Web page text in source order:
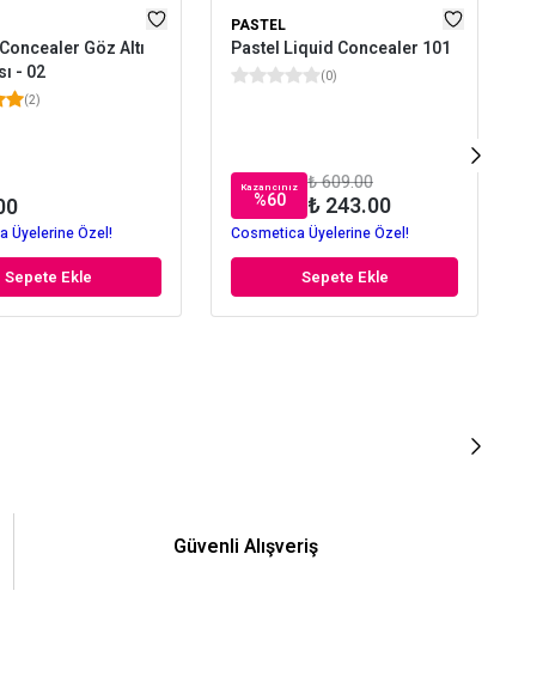
Göz Altı
- 02
(2)
Üyelerine Özel!
Sepete Ekle
PASTEL
Pastel Liquid Concealer 101
(0)
Kazancınız
%60
₺ 609.00
₺ 243.00
Cosmetica Üyelerine Özel!
Sepete Ekle
Güvenli Alışveriş